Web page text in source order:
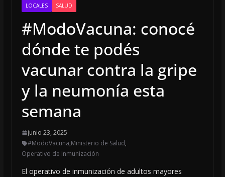
LOCALES SALUD
#ModoVacuna: conocé
dónde te podés
vacunar contra la gripe
y la neumonía esta
semana
junio 23, 2025
#ModoVacuna,Ministerio de Salud,
Operativo de Inmunización
El operativo de inmunización de adultos mayores